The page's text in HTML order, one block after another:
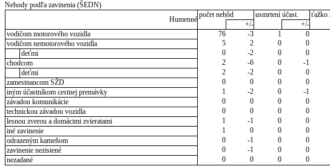
Nehody podľa zavinenia (ŠEDN)
Humenné
počet nehôd usmrtení účast. ťažko
+/-
+/-
vodičom motorového vozidla
76 -3 1 0
vodičom nemotorového vozidla
5 2 0 0
deťmi
0 -2 0 0
chodcom
2 -6 0 -1
deťmi
2 -2 0 0
zamestnancom SŽD
0 0 0 0
iným účastníkom cestnej premávky
1 -2 0 -1
závadou komunikácie
0 0 0 0
technickou závadou vozidla
0 0 0 0
lesnou zverou a domácimi zvieratami
1 -1 0 0
iné zavinenie
1 0 0 0
odrazeným kameňom
0 -1 0 0
zavinenie nezistené
0 -1 0 0
nezadané
0 0 0 0